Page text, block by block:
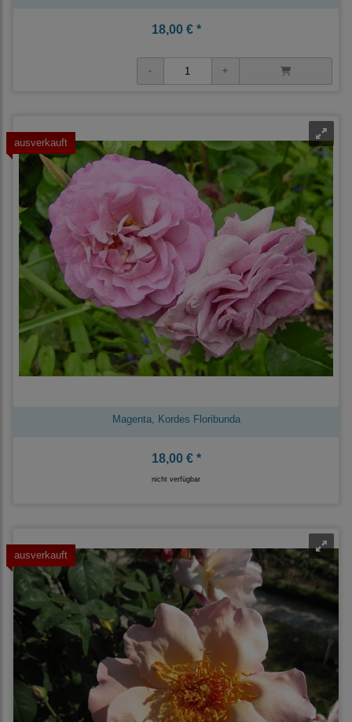
18,00 € *
ausverkauft
Magenta, Kordes Floribunda
18,00 € *
nicht verfügbar
ausverkauft